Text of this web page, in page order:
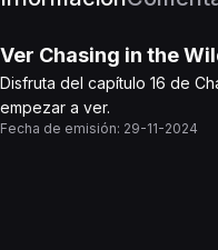
Ver Chasing in the
Disfruta del capítulo 16 de
empezar a ver.
Fecha de emisión: 29-11-2024